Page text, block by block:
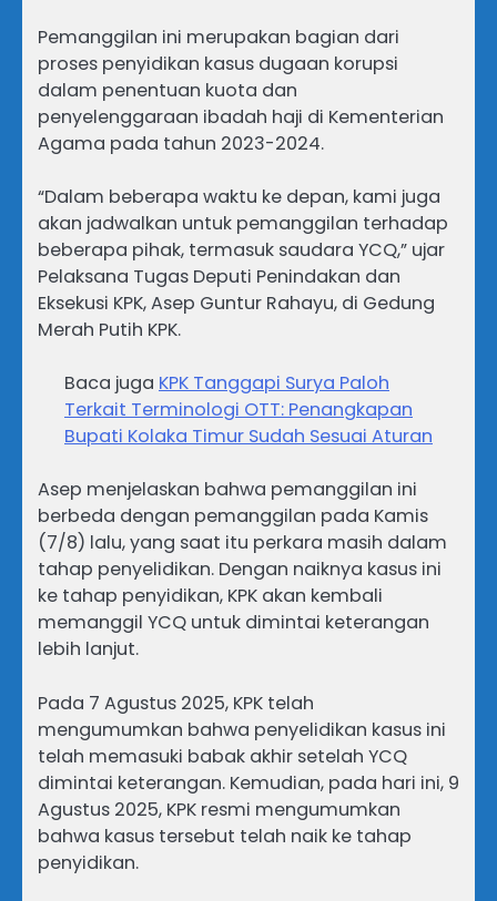
Pemanggilan ini merupakan bagian dari
proses penyidikan kasus dugaan korupsi
dalam penentuan kuota dan
penyelenggaraan ibadah haji di Kementerian
Agama pada tahun 2023-2024.
“Dalam beberapa waktu ke depan, kami juga
akan jadwalkan untuk pemanggilan terhadap
beberapa pihak, termasuk saudara YCQ,” ujar
Pelaksana Tugas Deputi Penindakan dan
Eksekusi KPK, Asep Guntur Rahayu, di Gedung
Merah Putih KPK.
Baca juga KPK Tanggapi Surya Paloh
Terkait Terminologi OTT: Penangkapan
Bupati Kolaka Timur Sudah Sesuai Aturan
Asep menjelaskan bahwa pemanggilan ini
berbeda dengan pemanggilan pada Kamis
(7/8) lalu, yang saat itu perkara masih dalam
tahap penyelidikan. Dengan naiknya kasus ini
ke tahap penyidikan, KPK akan kembali
memanggil YCQ untuk dimintai keterangan
lebih lanjut.
Pada 7 Agustus 2025, KPK telah
mengumumkan bahwa penyelidikan kasus ini
telah memasuki babak akhir setelah YCQ
dimintai keterangan. Kemudian, pada hari ini, 9
Agustus 2025, KPK resmi mengumumkan
bahwa kasus tersebut telah naik ke tahap
penyidikan.